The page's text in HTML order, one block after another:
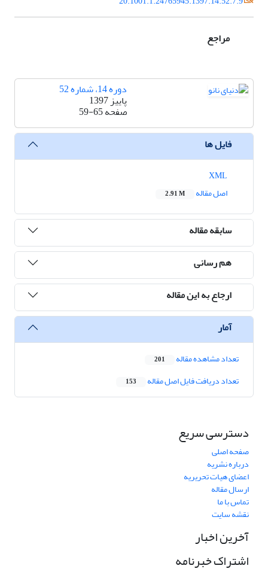
مراجع
دوره 14، شماره 52
پاییز 1397
صفحه59-65
فایل ها
اصل مقاله
2.91 M
سابقه مقاله
هم رسانی
ارجاع به این مقاله
آمار
تعداد مشاهده مقاله 201
تعداد دریافت فایل اصل مقاله 153
دسترسی سریع
صفحه اصلی
درباره نشریه
اعضای هیات تحریریه
ارسال مقاله
تماس با ما
نقشه سایت
آخرین اخبار
اشتراک خبرنامه